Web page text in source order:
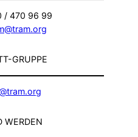
/ 470 96 99
GRUPPE
WERDEN